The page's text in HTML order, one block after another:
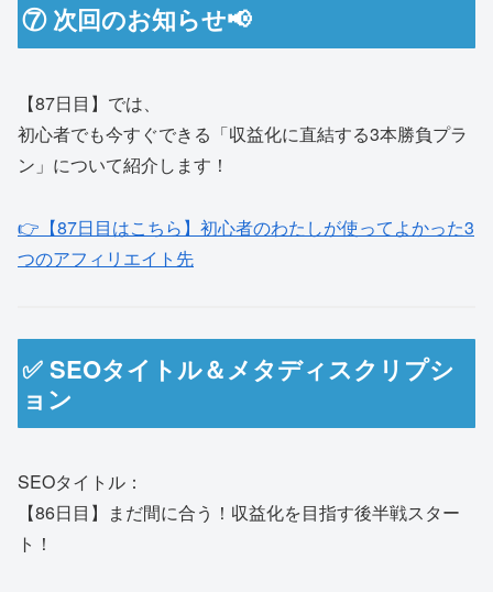
⑦ 次回のお知らせ📢
【87日目】では、
初心者でも今すぐできる「収益化に直結する3本勝負プラ
ン」について紹介します！
👉【87日目はこちら】初心者のわたしが使ってよかった3
つのアフィリエイト先
✅ SEOタイトル＆メタディスクリプシ
ョン
SEOタイトル：
【86日目】まだ間に合う！収益化を目指す後半戦スター
ト！